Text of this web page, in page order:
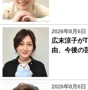
2026年8月6日
広末涼子が
由、今後の
2026年8月6日